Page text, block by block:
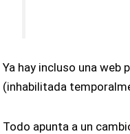
Ya hay incluso una web
(inhabilitada
Todo apunta a un